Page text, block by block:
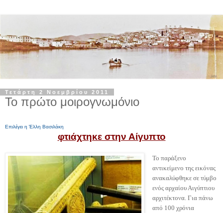
Τετάρτη 2 Νοεμβρίου 2011
Το πρώτο μοιρογνωμόνιο
Επιλέγει η Έλλη Βασιλάκη
φτιάχτηκε στην Αίγυπτο
Το παράξενο
αντικείμενο της εικόνας
ανακαλύφθηκε σε τύμβο
ενός αρχαίου Αιγύπτιου
αρχιτέκτονα. Για πάνω
από 100 χρόνια